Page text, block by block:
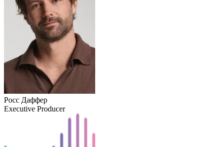
Росс Даффер
Executive Producer